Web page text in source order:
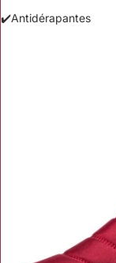
✔️Antidérapantes